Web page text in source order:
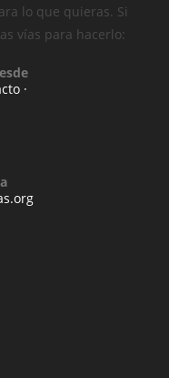
lo que quieras. Si
vías para hacerlo:
·